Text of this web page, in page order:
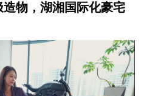
物，湖湘国际化豪宅